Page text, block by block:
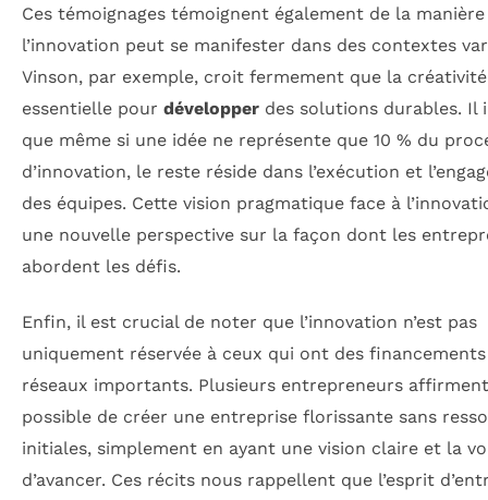
Ces témoignages témoignent également de la
l’innovation peut se manifester dans des contextes
Vinson, par exemple, croit fermement que la
essentielle pour développer des solutions durables. Il
que même si une idée ne représente que 10 % du
d’innovation, le reste réside dans l’exécution et
des équipes. Cette vision pragmatique face à
une nouvelle perspective sur la façon dont les
abordent les défis.
Enfin, il est crucial de noter que l’innovation n’est pas
uniquement réservée à ceux qui ont des
réseaux importants. Plusieurs entrepreneurs
possible de créer une entreprise florissante sans
initiales, simplement en ayant une vision claire et la
d’avancer. Ces récits nous rappellent que l’esprit